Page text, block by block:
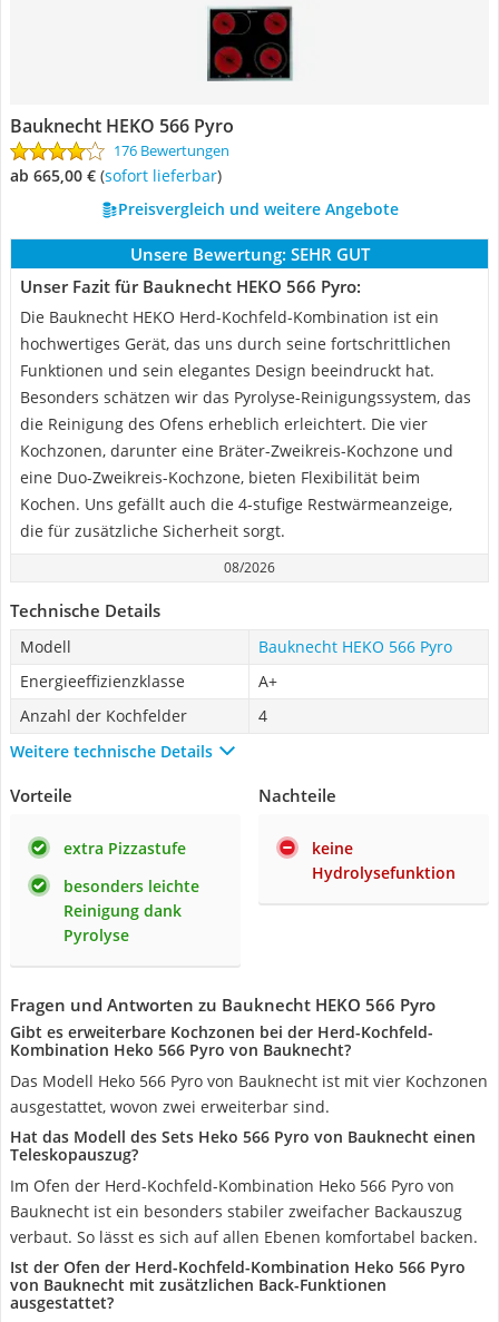
Bauknecht HEKO 566 Pyro
176 Bewertungen
ab 665,00 € ( Sofort lieferbar)
Preisvergleich und weitere Angebote
Unsere Bewertung: SEHR GUT
Unser Fazit für Bauknecht HEKO 566 Pyro:
Die Bauknecht HEKO Herd-Kochfeld-Kombination ist ein
hochwertiges Gerät, das uns durch seine fortschrittlichen
Funktionen und sein elegantes Design beeindruckt hat.
Besonders schätzen wir das Pyrolyse-Reinigungssystem, das
die Reinigung des Ofens erheblich erleichtert. Die vier
Kochzonen, darunter eine Bräter-Zweikreis-Kochzone und
eine Duo-Zweikreis-Kochzone, bieten Flexibilität beim
Kochen. Uns gefällt auch die 4-stufige Restwärmeanzeige,
die für zusätzliche Sicherheit sorgt.
08/2026
Technische Details
Modell
Bauknecht HEKO 566 Pyro
Energieeffizienzklasse
A+
Anzahl der Kochfelder
4
Weitere technische Details
Vorteile
extra Pizzastufe
besonders leichte
Reinigung dank
Pyrolyse
Nachteile
keine
Hydrolysefunktion
Fragen und Antworten zu Bauknecht HEKO 566 Pyro
Gibt es erweiterbare Kochzonen bei der Herd-Kochfeld-
Kombination Heko 566 Pyro von Bauknecht?
Das Modell Heko 566 Pyro von Bauknecht ist mit vier Kochzonen
ausgestattet, wovon zwei erweiterbar sind.
Hat das Modell des Sets Heko 566 Pyro von Bauknecht einen
Teleskopauszug?
Im Ofen der Herd-Kochfeld-Kombination Heko 566 Pyro von
Bauknecht ist ein besonders stabiler zweifacher Backauszug
verbaut. So lässt es sich auf allen Ebenen komfortabel backen.
Ist der Ofen der Herd-Kochfeld-Kombination Heko 566 Pyro
von Bauknecht mit zusätzlichen Back-Funktionen
ausgestattet?